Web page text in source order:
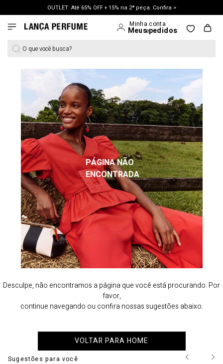
OUTLET: Até 65% OFF + 15% na 2ª peça. Confira >
LANÇAMENTO PRIMAVERA 27. Clique e aproveite.
O que você busca?
PÁGINA NÃO
ENCONTRADA
Desculpe, não encontramos a página que você está procurando. Por
favor,
continue navegando ou confira nossas sugestões abaixo.
VOLTAR PARA HOME
Sugestões para você